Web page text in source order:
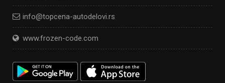
info@topcena-autodelovi.rs
www.frozen-code.com